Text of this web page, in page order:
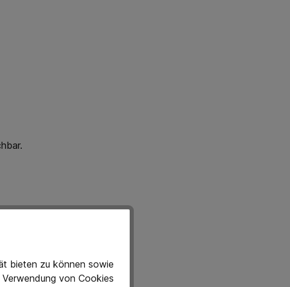
bieten zu können sowie
von Cookies